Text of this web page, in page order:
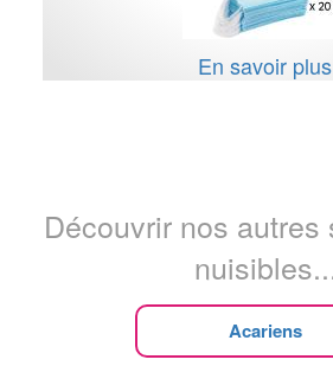
En savoir plus
Découvrir nos autres
Acariens